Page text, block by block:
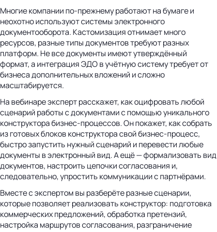
Многие компании по-прежнему работают на бумаге и
неохотно используют системы электронного
документооборота. Кастомизация отнимает много
ресурсов, разные типы документов требуют разных
платформ. Не все документы имеют утверждённый
формат, а интеграция ЭДО в учётную систему требует от
бизнеса дополнительных вложений и сложно
масштабируется.
На вебинаре эксперт расскажет, как оцифровать любой
сценарий работы с документами с помощью уникального
конструктора бизнес-процессов. Он покажет, как собрать
из готовых блоков конструктора свой бизнес-процесс,
быстро запустить нужный сценарий и перевести любые
документы в электронный вид. А ещё — формализовать вид
документов, настроить цепочки согласования и,
следовательно, упростить коммуникации с партнёрами.
Вместе с экспертом вы разберёте разные сценарии,
которые позволяет реализовать конструктор: подготовка
коммерческих предложений, обработка претензий,
настройка маршрутов согласования, разграничение